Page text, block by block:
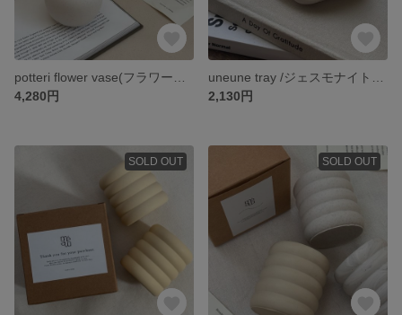
4,280円
2,130円
SOLD OUT SOLD OUT